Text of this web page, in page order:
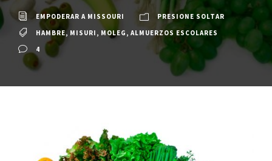
EMPODERAR A MISSOURI
PRESIONE SOLTAR
HAMBRE, MISURI , MOLEG , ALMUERZOS ESCOLARES
4